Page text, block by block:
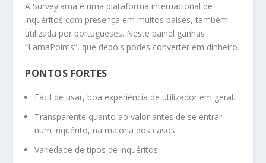
A Surveylama é uma plataforma internacional de
inquéritos com presença em muitos países, também
utilizada por portugueses. Neste painel ganhas
“LamaPoints”, que depois podes converter em dinheiro.
PONTOS FORTES
Fácil de usar, boa experiência de utilizador em geral.
Transparente quanto ao valor antes de se entrar
num inquérito, na maioria dos casos.
Variedade de tipos de inquéritos.